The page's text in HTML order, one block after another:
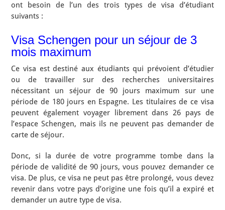
ont besoin de l’un des trois types de visa d’étudiant
suivants :
Visa Schengen pour un séjour de 3
mois maximum
Ce visa est destiné aux étudiants qui prévoient d’étudier
ou de travailler sur des recherches universitaires
nécessitant un séjour de 90 jours maximum sur une
période de 180 jours en Espagne. Les titulaires de ce visa
peuvent également voyager librement dans 26 pays de
l’espace Schengen, mais ils ne peuvent pas demander de
carte de séjour.
Donc, si la durée de votre programme tombe dans la
période de validité de 90 jours, vous pouvez demander ce
visa. De plus, ce visa ne peut pas être prolongé, vous devez
revenir dans votre pays d’origine une fois qu’il a expiré et
demander un autre type de visa.